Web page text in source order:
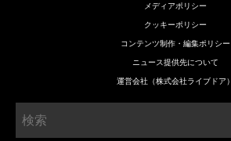
メディアポリシー
クッキーポリシー
コンテンツ制作・編集ポリシー
ニュース提供先について
運営会社（株式会社ライブドア）